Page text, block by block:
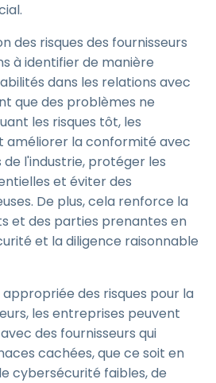
des risques des fournisseurs
à identifier de manière
dans les relations avec
que des problèmes ne
les risques tôt, les
améliorer la conformité avec
l'industrie, protéger les
et éviter des
De plus, cela renforce la
et des parties prenantes en
et la diligence raisonnable
des risques pour la
les entreprises peuvent
des fournisseurs qui
cachées, que ce soit en
cybersécurité faibles, de